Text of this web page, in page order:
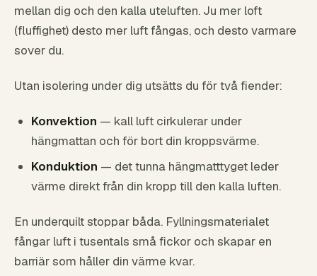
mellan dig och den kalla uteluften. Ju mer loft
(fluffighet) desto mer luft fångas, och desto varmare
sover du.
Utan isolering under dig utsätts du för två fiender:
Konvektion — kall luft cirkulerar under
hängmattan och för bort din kroppsvärme.
Konduktion — det tunna hängmatttyget leder
värme direkt från din kropp till den kalla luften.
En underquilt stoppar båda. Fyllningsmaterialet
fångar luft i tusentals små fickor och skapar en
barriär som håller din värme kvar.